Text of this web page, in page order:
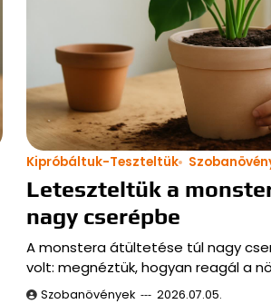
Kipróbáltuk-Teszteltük
Leteszteltük a
nagy cserépbe
A monstera átültetése túl nagy
volt: megnéztük, hogyan reagál a
Szobanövények 2026.07.05.